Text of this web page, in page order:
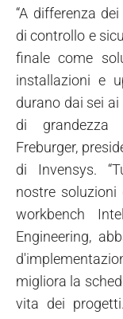
“A differenza
di controllo e
finale come
installazioni e
durano dai sei
di grandezza
Freburger,
di Invensys.
nostre
workbench
Engineering,
migliora la
vita dei